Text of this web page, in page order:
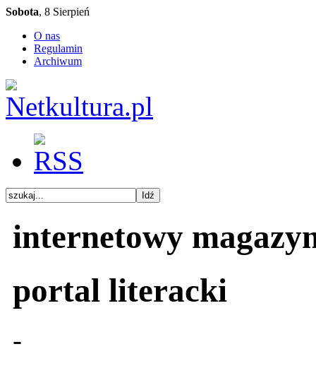
Sobota, 8 Sierpień
O nas
Regulamin
Archiwum
internetowy
portal literacki
-